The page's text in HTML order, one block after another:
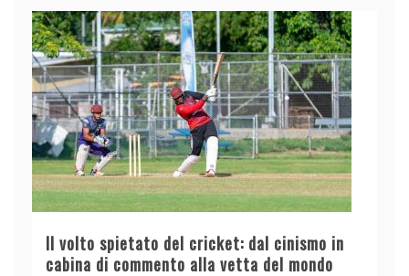
Il volto spietato del cricket: dal cinismo in
cabina di commento alla vetta del mondo